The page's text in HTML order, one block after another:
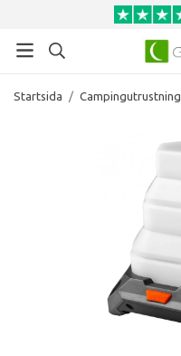
Startsida / Campingutrustning